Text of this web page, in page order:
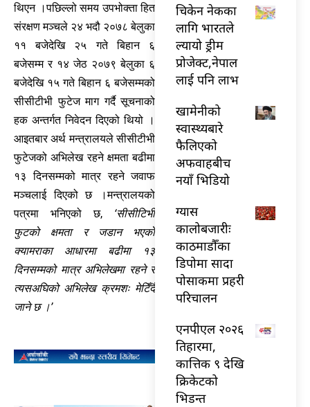
थिएन ।पछिल्लो समय उपभोक्ता हित
संरक्षण मञ्चले २४ भदौ २०७८ बेलुका
११ बजेदेखि २५ गते बिहान ६
बजेसम्म र १४ जेठ २०७९ बेलुका ६
बजेदेखि १५ गते बिहान ६ बजेसम्मको
सीसीटीभी फुटेज माग गर्दै सूचनाको
हक अन्तर्गत निवेदन दिएको थियो ।
आइतबार अर्थ मन्त्रालयले सीसीटीभी
फुटेजको अभिलेख रहने क्षमता बढीमा
१३ दिनसम्मको मात्र रहने जवाफ
मञ्चलाई दिएको छ ।मन्त्रालयको
पत्रमा भनिएको छ, ‘सीसीटिभी
फुटको क्षमता र जडान भएको
क्यामराका आधारमा बढीमा १३
दिनसम्मको मात्र अभिलेखमा रहने र
त्यसअघिको अभिलेख क्रमशः मेटिँदै
जाने छ ।’
चिकेन नेकका
लागि भारतले
ल्यायो ड्रीम
प्रोजेक्ट,नेपाल
लाई पनि लाभ
खामेनीको
स्वास्थ्यबारे
फैलिएको
अफवाहबीच
नयाँ भिडियो
ग्यास
कालोबजारीः
काठमाडौँका
डिपोमा सादा
पोसाकमा प्रहरी
परिचालन
एनपीएल २०२६
तिहारमा,
कात्तिक ९ देखि
क्रिकेटको
भिडन्त